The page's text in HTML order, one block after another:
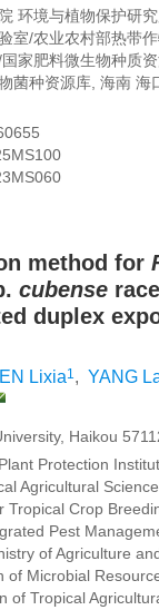
环境与植物保护研
室/农业农村部热带
家肥料微生物种质
菌种资源库, 海南 海
method for
cubense
duplex
Lixia1, YANG
Haikou
Protection
Agricultural
Tropical Crop
Pest
of Agriculture
of Microbial
of Tropical